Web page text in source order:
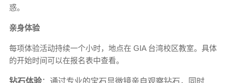
惑。
亲身体验
每项体验活动持续一个小时，地点在 GIA 台湾校区教室。具体
的开始时间可以在报名表中查看。
钻石体验：通过专业的宝石显微镜亲自观察钻石，同时